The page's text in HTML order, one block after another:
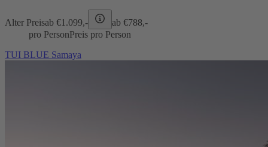
Alter Preisab €1.099,- ab €788,-
pro PersonPreis pro Person
TUI BLUE Samaya